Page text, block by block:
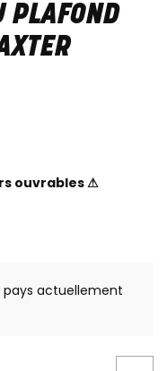
PLAFOND
ouvrables ⚠
pays actuellement